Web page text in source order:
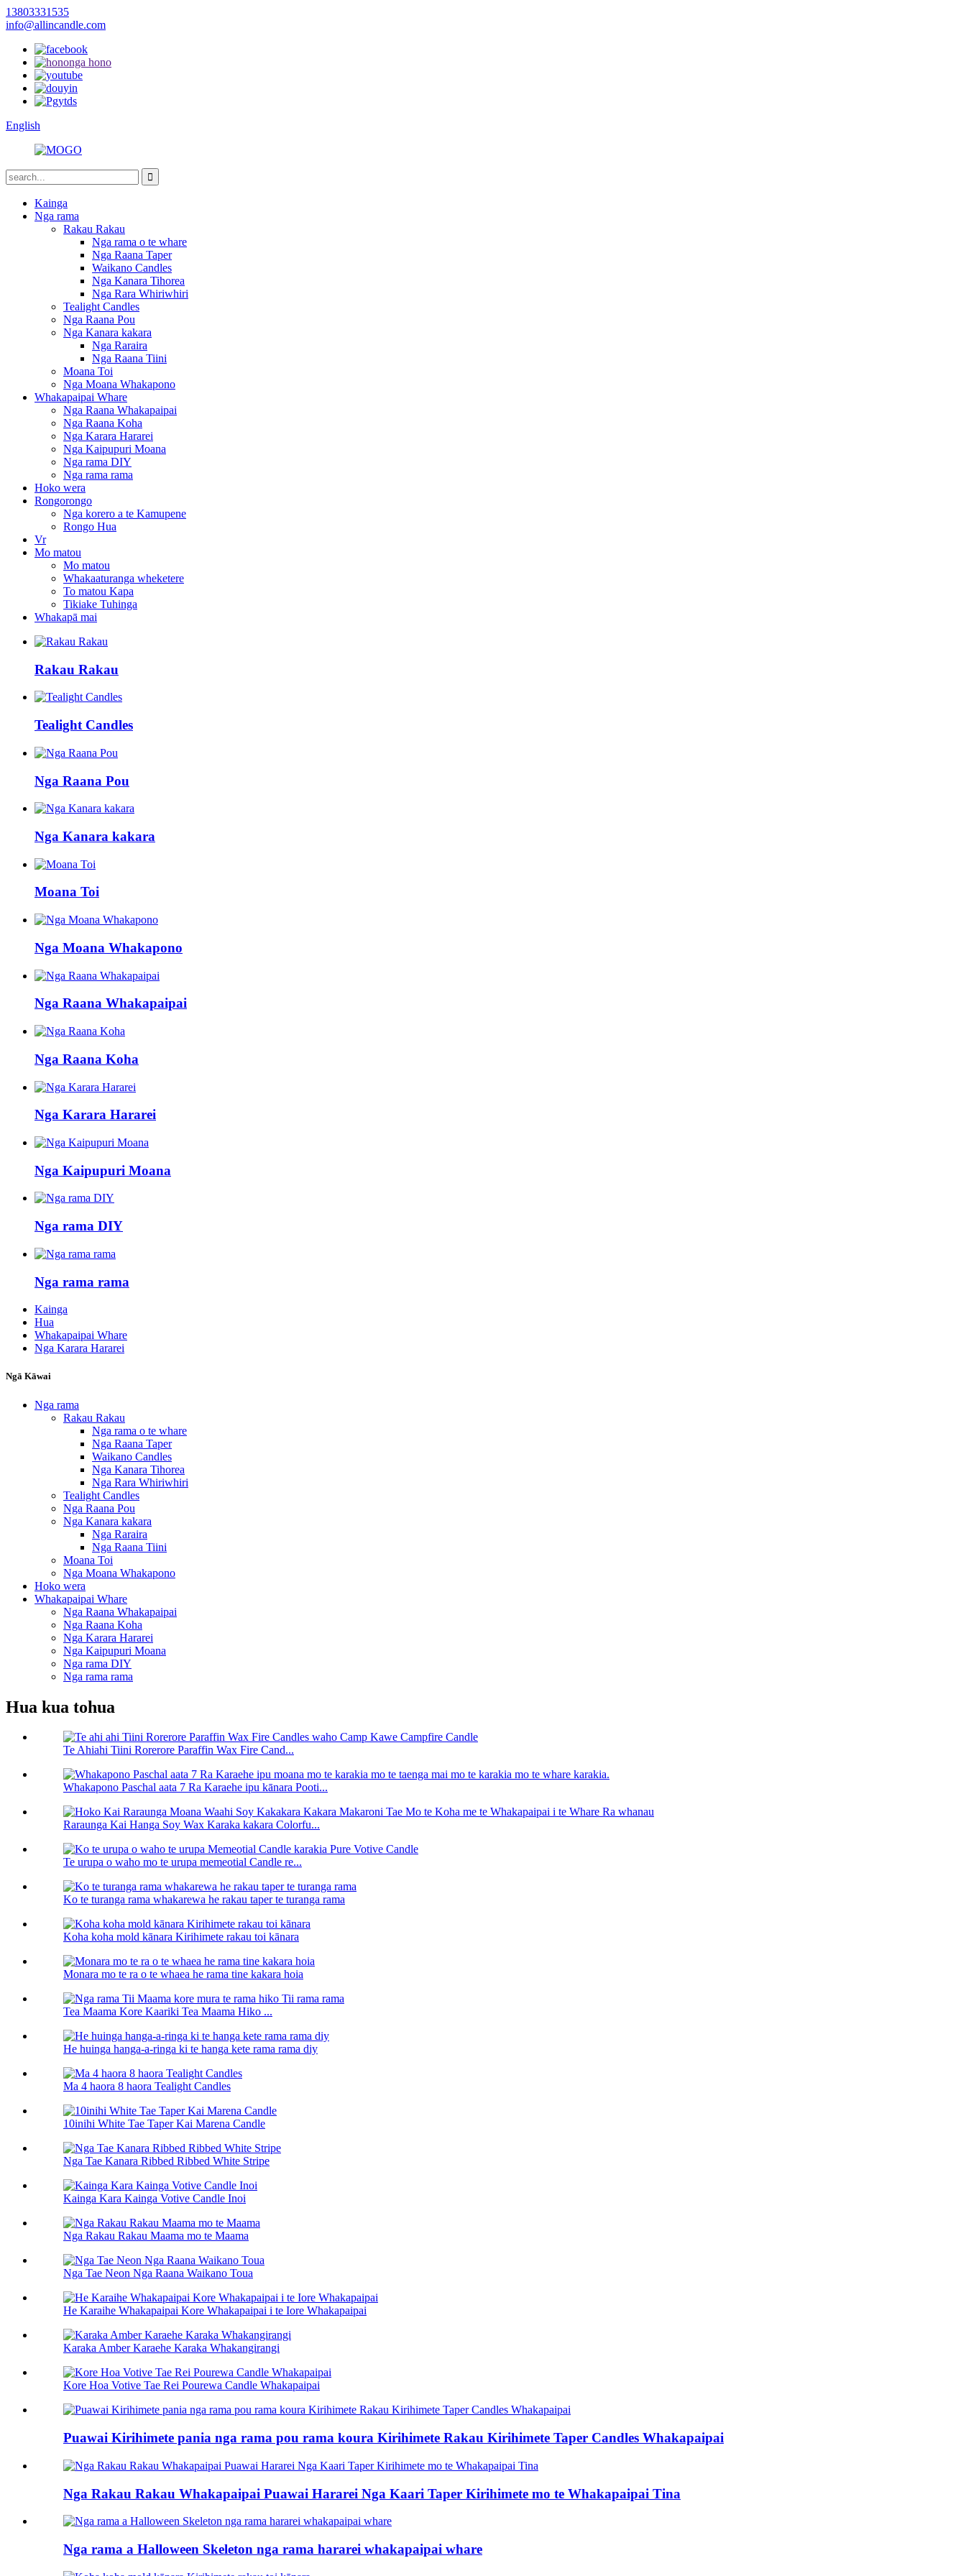
13803331535
info@allincandle.com
English
Kainga
Nga rama
Rakau Rakau
Nga rama o te whare
Nga Raana Taper
Waikano Candles
Nga Kanara Tihorea
Nga Rara Whiriwhiri
Tealight Candles
Nga Raana Pou
Nga Kanara kakara
Nga Raraira
Nga Raana Tiini
Moana Toi
Nga Moana Whakapono
Whakapaipai Whare
Nga Raana Whakapaipai
Nga Raana Koha
Nga Karara Hararei
Nga Kaipupuri Moana
Nga rama DIY
Nga rama rama
Hoko wera
Rongorongo
Nga korero a te Kamupene
Rongo Hua
Vr
Mo matou
Mo matou
Whakaaturanga wheketere
To matou Kapa
Tikiake Tuhinga
Whakapā mai
Rakau Rakau
Tealight Candles
Nga Raana Pou
Nga Kanara kakara
Moana Toi
Nga Moana Whakapono
Nga Raana Whakapaipai
Nga Raana Koha
Nga Karara Hararei
Nga Kaipupuri Moana
Nga rama DIY
Nga rama rama
Kainga
Hua
Whakapaipai Whare
Nga Karara Hararei
Ngā Kāwai
Nga rama
Rakau Rakau
Nga rama o te whare
Nga Raana Taper
Waikano Candles
Nga Kanara Tihorea
Nga Rara Whiriwhiri
Tealight Candles
Nga Raana Pou
Nga Kanara kakara
Nga Raraira
Nga Raana Tiini
Moana Toi
Nga Moana Whakapono
Hoko wera
Whakapaipai Whare
Nga Raana Whakapaipai
Nga Raana Koha
Nga Karara Hararei
Nga Kaipupuri Moana
Nga rama DIY
Nga rama rama
Hua kua tohua
Te Ahiahi Tiini Rorerore Paraffin Wax Fire Cand...
Whakapono Paschal aata 7 Ra Karaehe ipu kānara Pooti...
Raraunga Kai Hanga Soy Wax Karaka kakara Colorfu...
Te urupa o waho mo te urupa memeotial Candle re...
Ko te turanga rama whakarewa he rakau taper te turanga rama
Koha koha mold kānara Kirihimete rakau toi kānara
Monara mo te ra o te whaea he rama tine kakara hoia
Tea Maama Kore Kaariki Tea Maama Hiko ...
He huinga hanga-a-ringa ki te hanga kete rama rama diy
Ma 4 haora 8 haora Tealight Candles
10inihi White Tae Taper Kai Marena Candle
Nga Tae Kanara Ribbed Ribbed White Stripe
Kainga Kara Kainga Votive Candle Inoi
Nga Rakau Rakau Maama mo te Maama
Nga Tae Neon Nga Raana Waikano Toua
He Karaihe Whakapaipai Kore Whakapaipai i te Iore Whakapaipai
Karaka Amber Karaehe Karaka Whakangirangi
Kore Hoa Votive Tae Rei Pourewa Candle Whakapaipai
Puawai Kirihimete pania nga rama pou rama koura Kirihimete Rakau Kirihimete Taper Candles Whakapaipai
Nga Rakau Rakau Whakapaipai Puawai Hararei Nga Kaari Taper Kirihimete mo te Whakapaipai Tina
Nga rama a Halloween Skeleton nga rama hararei whakapaipai whare